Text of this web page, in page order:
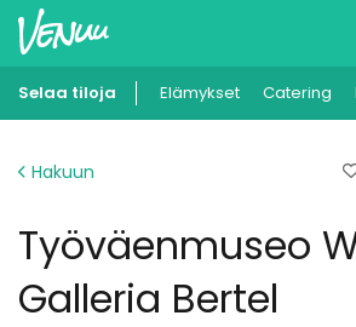
Muistilistasi
Ilmoita kohteesi
Selaa tiloja Elämykset Catering
Hakuun
Työväenmuseo
Galleria Bertel